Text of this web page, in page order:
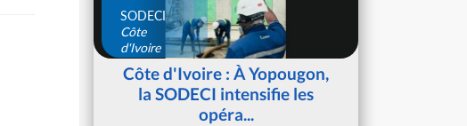
SODECI
Côte
d'Ivoire
Côte d'Ivoire : À Yopougon,
la SODECI intensifie les
opéra...